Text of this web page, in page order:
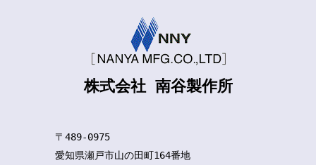
株式会社 南谷製作所
〒489-0975
愛知県瀬戸市山の田町164番地